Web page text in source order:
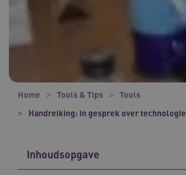
Home Tools & Tips
Tools
Handreiking: in gesprek over technologie
Inhoudsopgave